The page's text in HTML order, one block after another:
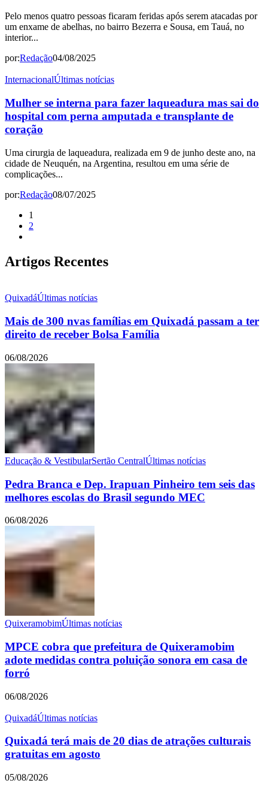
Pelo menos quatro pessoas ficaram feridas após serem atacadas por
um enxame de abelhas, no bairro Bezerra e Sousa, em Tauá, no
interior...
por:Redação04/08/2025
InternacionalÚltimas notícias
Mulher se interna para fazer laqueadura mas sai do
hospital com perna amputada e transplante de
coração
Uma cirurgia de laqueadura, realizada em 9 de junho deste ano, na
cidade de Neuquén, na Argentina, resultou em uma série de
complicações...
por:Redação08/07/2025
1
2
Artigos Recentes
QuixadáÚltimas notícias
Mais de 300 nvas famílias em Quixadá passam a ter
direito de receber Bolsa Família
06/08/2026
Educação & VestibularSertão CentralÚltimas notícias
Pedra Branca e Dep. Irapuan Pinheiro tem seis das
melhores escolas do Brasil segundo MEC
06/08/2026
QuixeramobimÚltimas notícias
MPCE cobra que prefeitura de Quixeramobim
adote medidas contra poluição sonora em casa de
forró
06/08/2026
QuixadáÚltimas notícias
Quixadá terá mais de 20 dias de atrações culturais
gratuitas em agosto
05/08/2026